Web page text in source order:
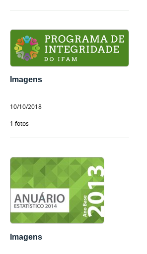
Imagens
10/10/2018
1 fotos
Imagens